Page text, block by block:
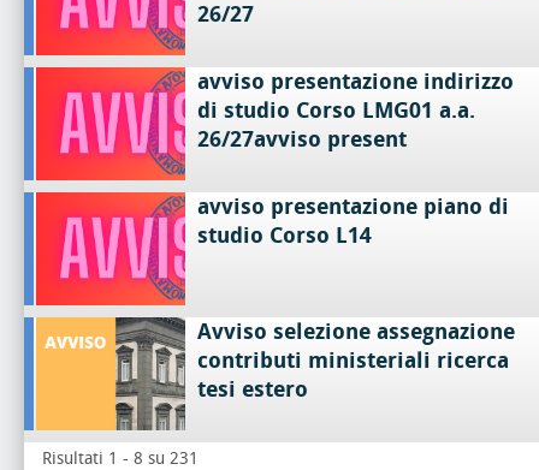
26/27
avviso presentazione indirizzo
di studio Corso LMG01 a.a.
26/27avviso present
avviso presentazione piano di
studio Corso L14
Avviso selezione assegnazione
contributi ministeriali ricerca
tesi estero
Risultati 1 - 8 su 231